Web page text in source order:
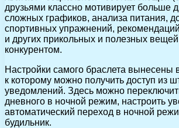
друзьями классно мотивирует больше
сложных графиков, анализа питания,
спортивных упражнений,
и других прикольных и полезных
конкурентом.
Настройки самого браслета вынесены
к которому можно получить доступ из
уведомлений. Здесь можно
дневного в ночной режим, настроить
автоматический переход в ночной
будильник.